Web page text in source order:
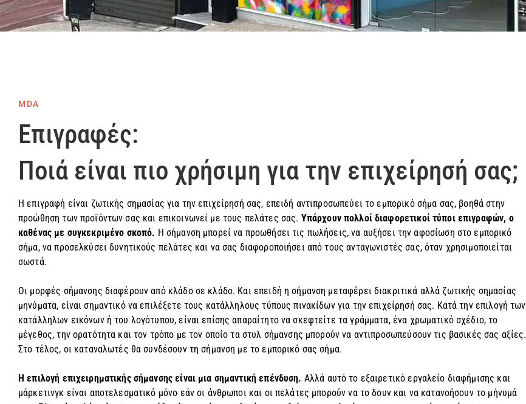
MDA
Επιγραφές:
Ποιά είναι πιο χρήσιμη για την επιχείρησή σας;
Η επιγραφή είναι ζωτικής σημασίας για την επιχείρησή σας, επειδή αντιπροσωπεύει το εμπορικό σήμα σας, βοηθά στην
προώθηση των προϊόντων σας και επικοινωνεί με τους πελάτες σας. Υπάρχουν πολλοί διαφορετικοί τύποι επιγραφών, ο
καθένας με συγκεκριμένο σκοπό. Η σήμανση μπορεί να προωθήσει τις πωλήσεις, να αυξήσει την αφοσίωση στο εμπορικό
σήμα, να προσελκύσει δυνητικούς πελάτες και να σας διαφοροποιήσει από τους ανταγωνιστές σας, όταν χρησιμοποιείται
σωστά.
Οι μορφές σήμανσης διαφέρουν από κλάδο σε κλάδο. Και επειδή η σήμανση μεταφέρει διακριτικά αλλά ζωτικής σημασίας
μηνύματα, είναι σημαντικό να επιλέξετε τους κατάλληλους τύπους πινακίδων για την επιχείρησή σας. Κατά την επιλογή των
κατάλληλων εικόνων ή του λογότυπου, είναι επίσης απαραίτητο να σκεφτείτε τα γράμματα, ένα χρωματικό σχέδιο, το
μέγεθος, την ορατότητα και τον τρόπο με τον οποίο τα στυλ σήμανσης μπορούν να αντιπροσωπεύσουν τις βασικές σας αξίες.
Στο τέλος, οι καταναλωτές θα συνδέσουν τη σήμανση με το εμπορικό σας σήμα.
Η επιλογή επιχειρηματικής σήμανσης είναι μια σημαντική επένδυση. Αλλά αυτό το εξαιρετικό εργαλείο διαφήμισης και
μάρκετινγκ είναι αποτελεσματικό μόνο εάν οι άνθρωποι και οι πελάτες μπορούν να το δουν και να κατανοήσουν το μήνυμά